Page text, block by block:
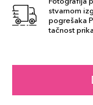
stvarnom
pogrešaka
tačnost